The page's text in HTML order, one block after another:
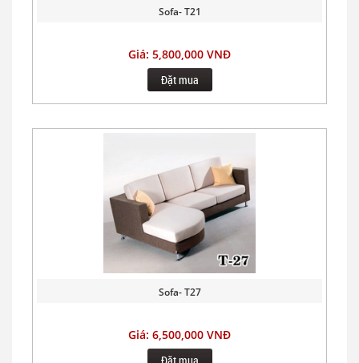
Sofa- T21
Giá: 5,800,000 VNĐ
Đặt mua
Sofa- T27
Giá: 6,500,000 VNĐ